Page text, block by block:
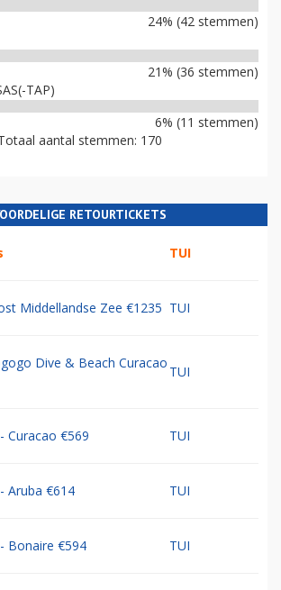
24% (42 stemmen)
21% (36 stemmen)
TAP)
6% (11 stemmen)
aantal stemmen: 170
RETOURTICKETS
TUI
Middellandse Zee €1235 TUI
Dive & Beach Curacao
TUI
Curacao €569 TUI
Aruba €614 TUI
Bonaire €594 TUI